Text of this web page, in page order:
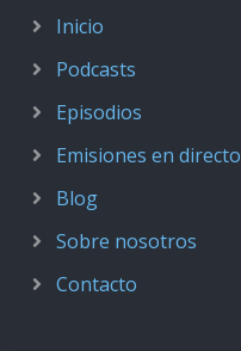
Inicio
Podcasts
Episodios
Emisiones en directo
Blog
Sobre nosotros
Contacto